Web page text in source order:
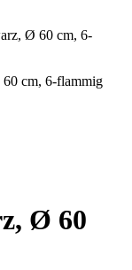
Ø 60 cm, 6-
cm, 6-flammig
Ø 60